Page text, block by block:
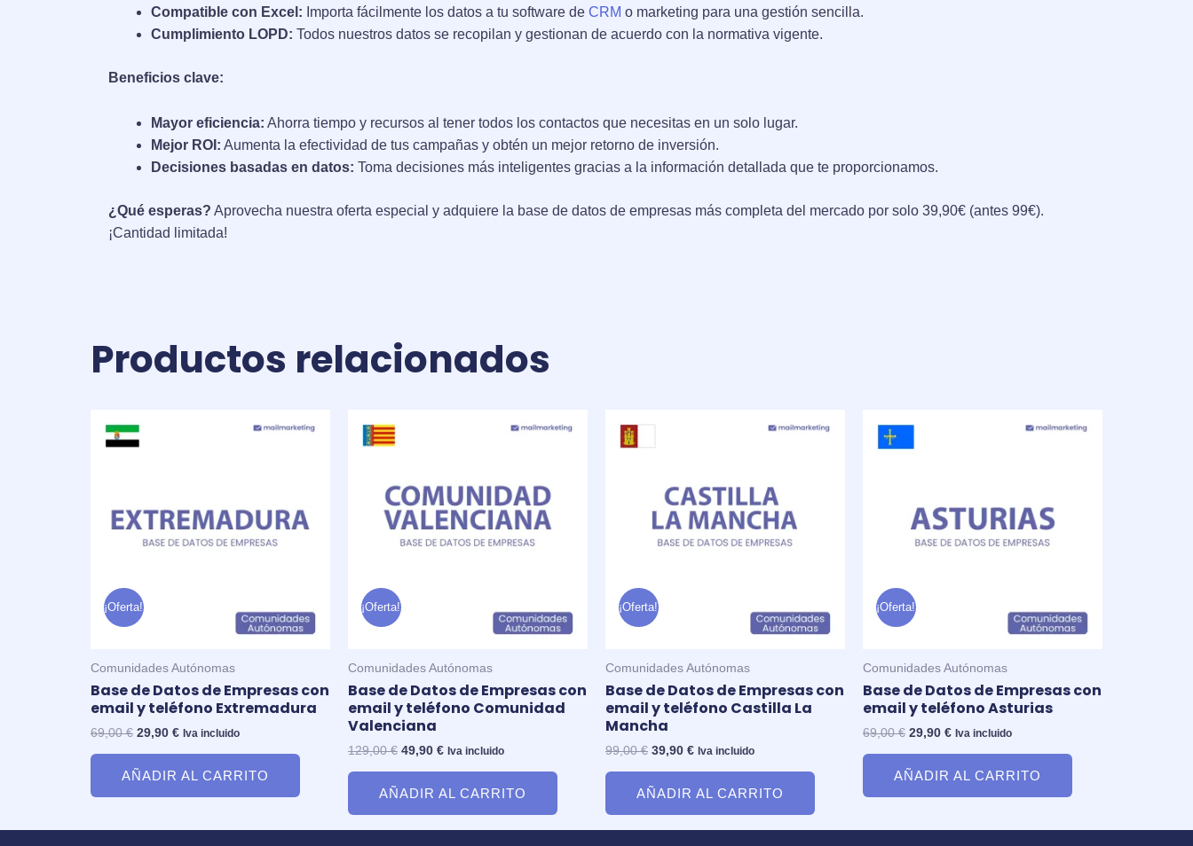
Compatible con Excel: Importa fácilmente los datos a tu software de CRM o marketing para una gestión sencilla.
Cumplimiento LOPD: Todos nuestros datos se recopilan y gestionan de acuerdo con la normativa vigente.
Beneficios clave:
Mayor eficiencia: Ahorra tiempo y recursos al tener todos los contactos que necesitas en un solo lugar.
Mejor ROI: Aumenta la efectividad de tus campañas y obtén un mejor retorno de inversión.
Decisiones basadas en datos: Toma decisiones más inteligentes gracias a la información detallada que te proporcionamos.
¿Qué esperas? Aprovecha nuestra oferta especial y adquiere la base de datos de empresas más completa del mercado por solo 39,90€ (antes 99€).
¡Cantidad limitada!
Productos relacionados
¡Oferta!
Comunidades Autónomas
Base de Datos de Empresas con
email y teléfono Extremadura
69,00€
precio
original
29,90 € Iva incluido
AÑADIR AL CARRITO
¡Oferta!
Comunidades Autónomas
Base de Datos de Empresas con
email y teléfono Comunidad
Valenciana
129,00€ 49,90 € Iva incluido
AÑADIR AL CARRITO
¡Oferta!
Comunidades Autónomas
Base de Datos de Empresas con
email y teléfono Castilla La
Mancha
99,00€
original
39,90 € Iva incluido
AÑADIR AL CARRITO
¡Oferta!
Comunidades Autónomas
Base de Datos de Empresas con
email y teléfono Asturias
69,00€
original
29,90 € Iva incluido
AÑADIR AL CARRITO